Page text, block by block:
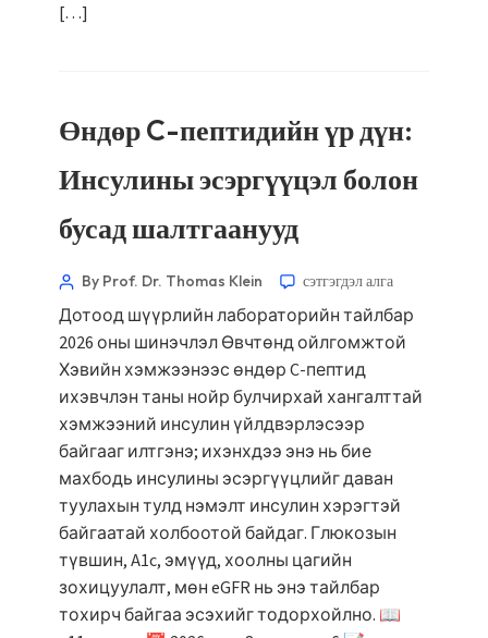
[…]
Өндөр C-пептидийн үр дүн:
Инсулины эсэргүүцэл болон
бусад шалтгаанууд
By Prof. Dr. Thomas Klein сэтгэгдэл алга
Дотоод шүүрлийн лабораторийн тайлбар
2026 оны шинэчлэл Өвчтөнд ойлгомжтой
Хэвийн хэмжээнээс өндөр C-пептид
ихэвчлэн таны нойр булчирхай хангалттай
хэмжээний инсулин үйлдвэрлэсээр
байгааг илтгэнэ; ихэнхдээ энэ нь бие
махбодь инсулины эсэргүүцлийг даван
туулахын тулд нэмэлт инсулин хэрэгтэй
байгаатай холбоотой байдаг. Глюкозын
түвшин, A1c, эмүүд, хоолны цагийн
зохицуулалт, мөн eGFR нь энэ тайлбар
тохирч байгаа эсэхийг тодорхойлно. 📖